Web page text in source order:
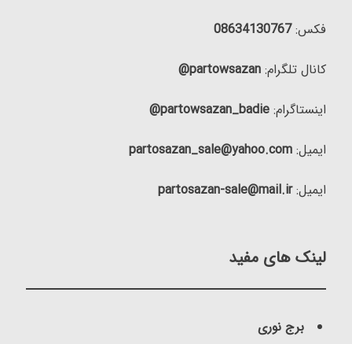
فکس:08634130767
کانال تلگرام:partowsazan@
اینستاگرام:partowsazan_badie@
ایمیل:partosazan_sale@yahoo.com
ایمیل:partosazan-sale@mail.ir
لینک های مفید
برج نوری